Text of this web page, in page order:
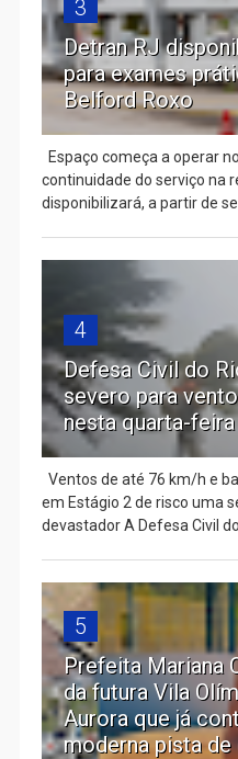
3
Detran RJ
para exames
Belford Roxo
Espaço começa a operar
continuidade do serviço na
disponibilizará, a partir de
4
Defesa Civil do
severo para
nesta quarta-feira
Ventos de até 76 km/h e
em Estágio 2 de risco uma
devastador A Defesa Civil do
5
Prefeita Mariana
da futura Vila
Aurora que já
moderna pista de